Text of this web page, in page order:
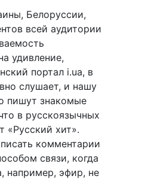
Белоруссии,
всей аудитории
удивление,
портал i.ua, в
слушает, и нашу
пишут знакомые
в русскоязычных
«Русский хит».
комментарии
связи, когда
например, эфир, не